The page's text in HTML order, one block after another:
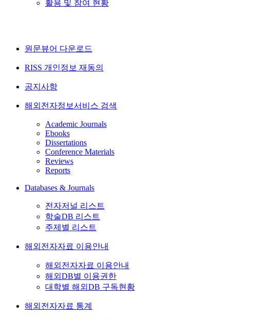
활용 및 참여 현황
원문뷰어 다운로드
RISS 개인정보 재동의
공지사항
해외전자정보서비스 검색
Academic Journals
Ebooks
Dissertations
Conference Materials
Reviews
Reports
Databases & Journals
전자저널 리스트
학술DB 리스트
주제별 리스트
해외전자자료 이용안내
해외전자자료 이용안내
해외DB별 이용권한
대학별 해외DB 구독현황
해외전자자료 통계